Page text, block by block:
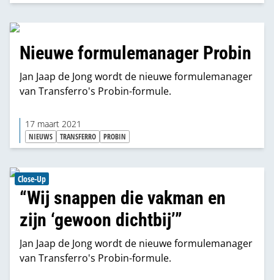
Nieuwe formulemanager Probin
Jan Jaap de Jong wordt de nieuwe formulemanager
van Transferro's Probin-formule.
17 maart 2021
NIEUWS TRANSFERRO PROBIN
Close-Up
“Wij snappen die vakman en
zijn ‘gewoon dichtbij’”
Jan Jaap de Jong wordt de nieuwe formulemanager
van Transferro's Probin-formule.